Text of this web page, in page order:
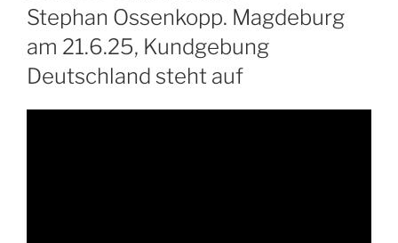
AM
Stephan Ossenkopp. Magdeburg
am 21.6.25, Kundgebung
Deutschland steht auf